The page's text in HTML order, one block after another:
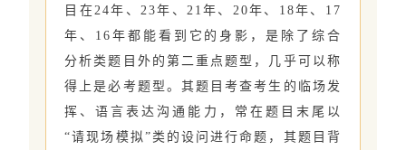
目在24年、23年、21年、20年、18年、17
年、16年都能看到它的身影，是除了综合
分析类题目外的第二重点题型，几乎可以称
得上是必考题型。其题目考查考生的临场发
挥、语言表达沟通能力，常在题目末尾以
“请现场模拟”类的设问进行命题，其题目背